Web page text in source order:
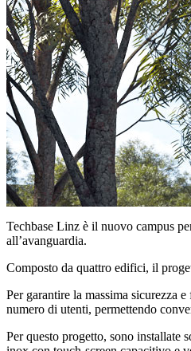
Techbase Linz è il nuovo campus
all’avanguardia.
Composto da quattro edifici, il
Per garantire la massima sicurezza
numero di utenti, permettendo
Per questo progetto, sono installate